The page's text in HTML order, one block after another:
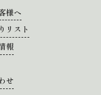
様へ
リスト
報
せ